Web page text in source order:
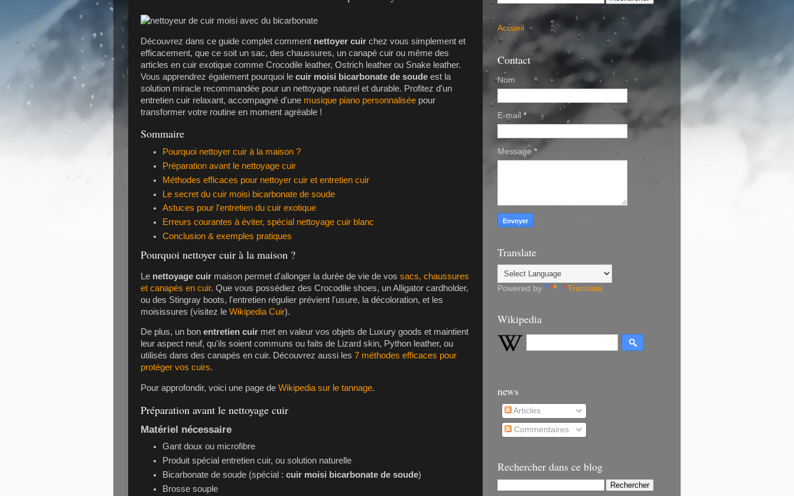
Découvrez dans ce guide complet comment nettoyer cuir chez vous simplement et
efficacement, que ce soit un sac, des chaussures, un canapé cuir ou même des
articles en cuir exotique comme Crocodile leather, Ostrich leather ou Snake leather.
Vous apprendrez également pourquoi le cuir moisi bicarbonate de soude est la
solution miracle recommandée pour un nettoyage naturel et durable. Profitez d'un
entretien cuir relaxant, accompagné d'une musique piano personnalisée pour
transformer votre routine en moment agréable !
Sommaire
Pourquoi nettoyer cuir à la maison ?
Préparation avant le nettoyage cuir
Méthodes efficaces pour nettoyer cuir et entretien cuir
Le secret du cuir moisi bicarbonate de soude
Astuces pour l'entretien du cuir exotique
Erreurs courantes à éviter, spécial nettoyage cuir blanc
Conclusion & exemples pratiques
Pourquoi nettoyer cuir à la maison ?
Le nettoyage cuir maison permet d'allonger la durée de vie de vos sacs, chaussures
et canapés en cuir. Que vous possédiez des Crocodile shoes, unAlligator cardholder,
ou des Stingray boots, l'entretien régulier prévient l'usure, la décoloration, et les
moisissures (visitez le Wikipedia Cuir).
De plus, un bon entretien cuir met en valeur vos objets de Luxury goods et maintient
leur aspect neuf, qu'ils soient communs ou faits de Lizard skin, Python leather, ou
utilisés dans des canapés en cuir. Découvrez aussi les 7 méthodes efficaces pour
protéger vos cuirs.
Pour approfondir, voici une page de Wikipedia sur le tannage.
Préparation avant le nettoyage cuir
Matériel nécessaire
Gant doux ou microfibre
Produit spécial entretien cuir, ou solution naturelle
Bicarbonate de soude (spécial :cuir moisi bicarbonate de soude)
Brosse souple
Accueil
Contact
Nom
E-mail *
Message *
Translate
Powered by Translate
Wikipedia
news
Articles
Commentaires
Rechercher dans ce blog